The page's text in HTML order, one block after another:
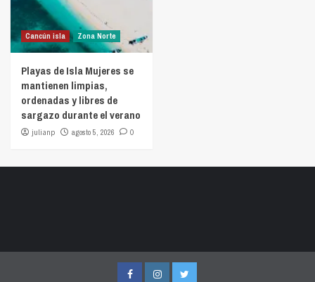
Cancún isla Zona Norte
Playas de Isla Mujeres se
mantienen limpias,
ordenadas y libres de
sargazo durante el verano
julianp agosto 5, 2026 0